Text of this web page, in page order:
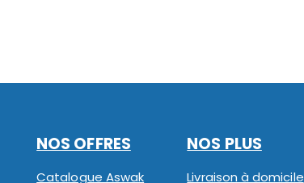
NOS OFFRES
Catalogue Aswak
NOS PLUS
Livraison à domicile